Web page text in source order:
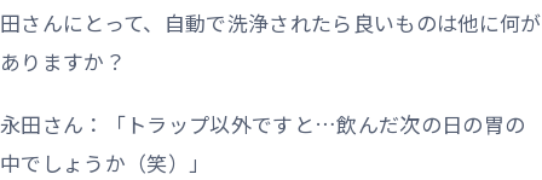
田さんにとって、自動で洗浄されたら良いものは他に何が
ありますか？
永田さん：「トラップ以外ですと…飲んだ次の日の胃の
中でしょうか（笑）」